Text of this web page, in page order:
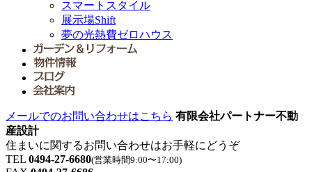
スマートスタイル
展示場Shift
夢の光熱費ゼロハウス
メールでのお問い合わせはこちら 有限会社パートナー不動
産設計
住まいに関するお問い合わせはお手軽にどうぞ
TEL 0494-27-6680(営業時間9:00〜17:00)